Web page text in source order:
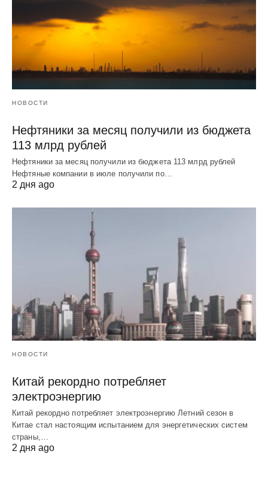
НОВОСТИ
Нефтяники за месяц получили из бюджета
113 млрд рублей
Нефтяники за месяц получили из бюджета 113 млрд рублей
Нефтяные компании в июле получили по…
2 дня ago
НОВОСТИ
Китай рекордно потребляет
электроэнергию
Китай рекордно потребляет электроэнергию Летний сезон в
Китае стал настоящим испытанием для энергетических систем
страны,…
2 дня ago